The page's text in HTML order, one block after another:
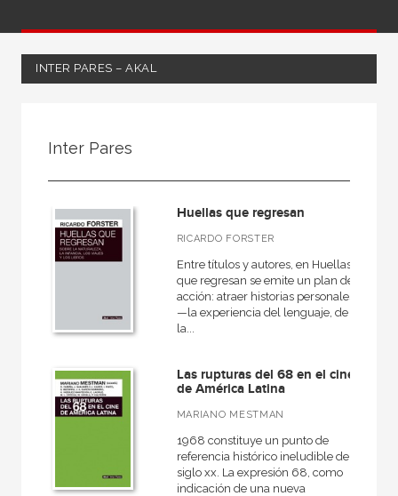
INTER PARES – AKAL
Ciencias humanas y sociales
Cine
Historia del Cine
NUESTRAS COLECCIONES
Inter Pares
Huellas que regresan
RICARDO FORSTER
Entre títulos y autores, en Huellas
que regresan se emite un plan de
acción: atraer historias personales
—la experiencia del lenguaje, de
la...
Las rupturas del 68 en el cine
de América Latina
MARIANO MESTMAN
1968 constituye un punto de
referencia histórico ineludible del
siglo xx. La expresión 68, como
indicación de una nueva